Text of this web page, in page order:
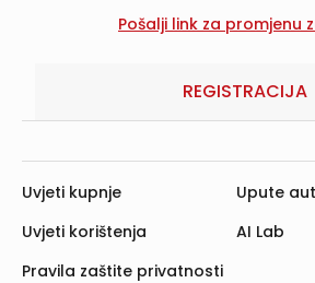
REGISTRACIJA
Uvjeti kupnje
Uvjeti korištenja
Pravila zaštite privatnosti
Upute
AI Lab